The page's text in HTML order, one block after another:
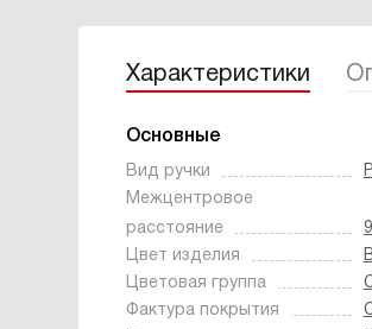
Характеристики
Основные
Вид ручки
Межцентровое
расстояние
Цвет изделия
Цветовая группа
Фактура покрытия